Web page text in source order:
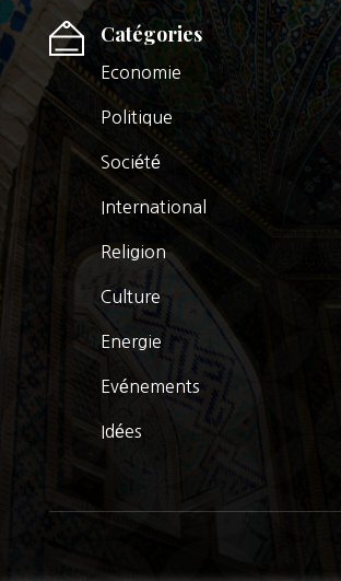
Catégories
Economie
Politique
Société
International
Religion
Culture
Energie
Evénements
Idées